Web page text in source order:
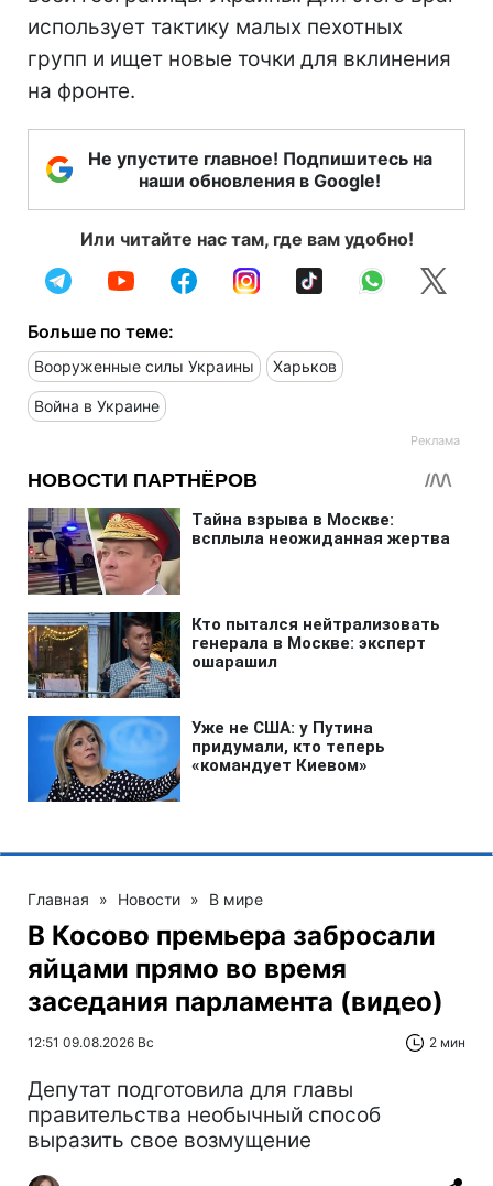
использует тактику малых пехотных
групп и ищет новые точки для вклинения
на фронте.
Не упустите главное! Подпишитесь на
наши обновления в Google!
Или читайте нас там, где вам удобно!
Больше по теме:
Вооруженные силы Украины Харьков
Война в Украине
Главная » Новости » В мире
В Косово премьера забросали
яйцами прямо во время
заседания парламента (видео)
12:51 09.08.2026 Вс 2 мин
Депутат подготовила для главы
правительства необычный способ
выразить свое возмущение